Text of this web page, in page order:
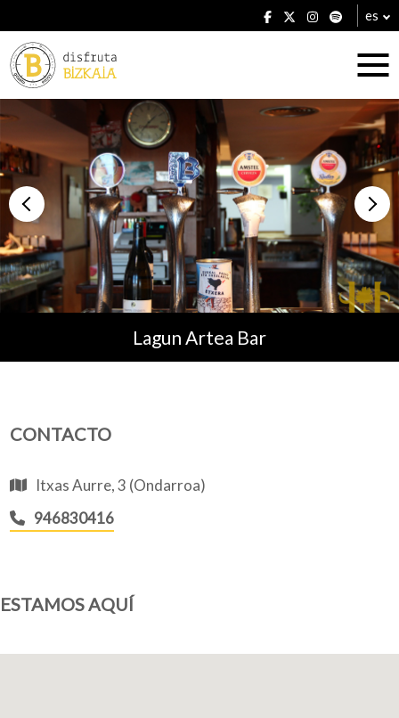
es
Alojamientos
Restaurantes
Planes
Añade tu negocio
Lagun Artea Bar
CONTACTO
Itxas Aurre, 3 (Ondarroa)
946830416
ESTAMOS AQUÍ